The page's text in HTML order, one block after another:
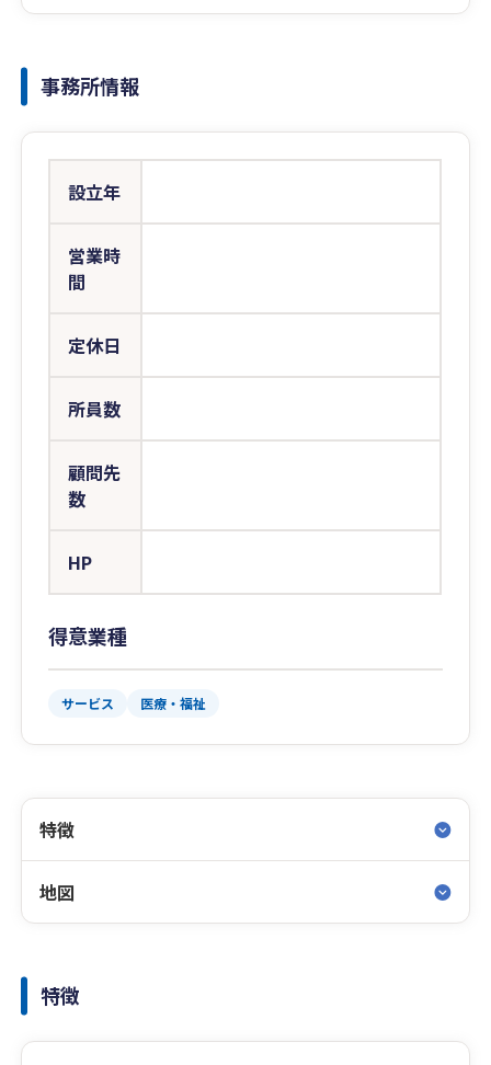
事務所情報
設立年
営業時
間
定休日
所員数
顧問先
数
HP
得意業種
サービス 医療・福祉
特徴
地図
特徴